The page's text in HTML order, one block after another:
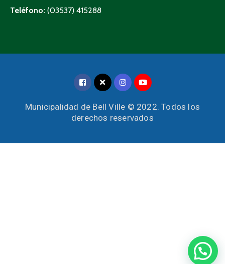
Teléfono: (03537) 415288
Municipalidad de Bell Ville © 2022. Todos los
derechos reservados